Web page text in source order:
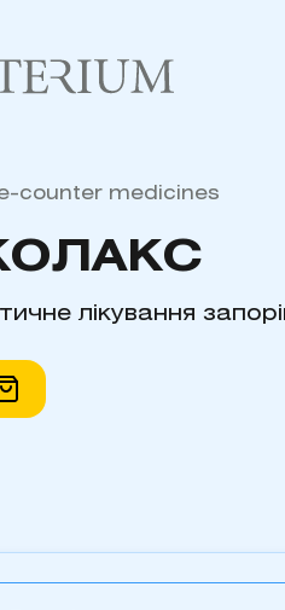
counter medicines
лікування